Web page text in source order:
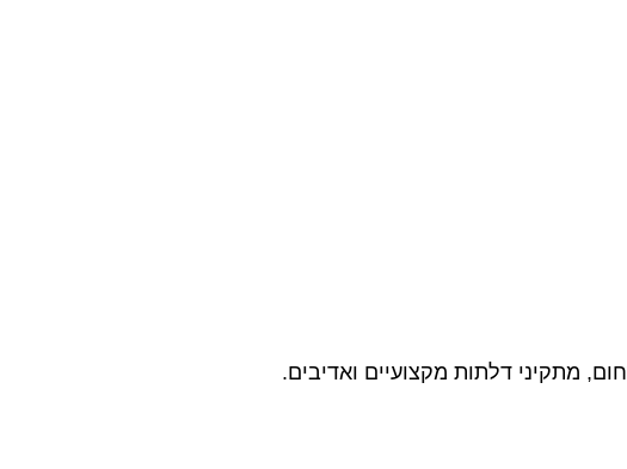
מתקיני דלתות מקצועיים ואדיבים.